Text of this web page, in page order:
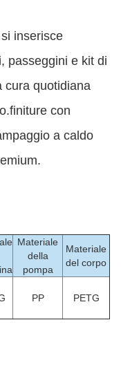
inserisce
passeggini e kit di
cura quotidiana
con
a caldo
Materiale
della
pompa
Materiale
del corpo
PP PETG